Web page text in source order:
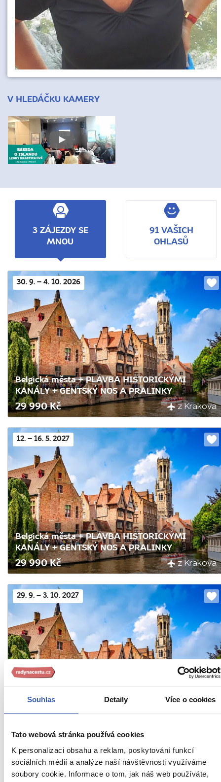
Souhlas Detaily Více o cookies
Tato webová stránka používá cookies
K personalizaci obsahu a reklam, poskytování funkcí
sociálních médií a analýze naší návštěvnosti využíváme
soubory cookie. Informace o tom, jak náš web používáte,
V HLEDÁČKU KAMERY
3 ZÁJEZDY SE
MNOU
91 VAŠICH
OHLASŮ
30. 9. – 4. 10. 2026
Do
Belgická města + PLAVBA HISTORICKÝMI
KANÁLY + GENTSKÝ NOS A PRALINKY
29 990 Kč z Krakova
12. – 16. 5. 2027
Do
Belgická města + PLAVBA HISTORICKÝMI
KANÁLY + GENTSKÝ NOS A PRALINKY
29 990 Kč z Krakova
29. 9. – 3. 10. 2027
Do
KANÁLY + GENTSKÝ NOS A PRALINKY
Oblíbené cíle